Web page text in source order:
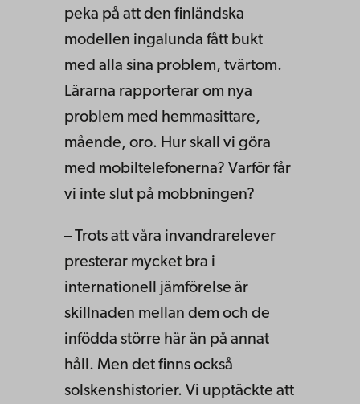
peka på att den finländska
modellen ingalunda fått bukt
med alla sina problem, tvärtom.
Lärarna rapporterar om nya
problem med hemmasittare,
mående, oro. Hur skall vi göra
med mobiltelefonerna? Varför får
vi inte slut på mobbningen?
– Trots att våra invandrarelever
presterar mycket bra i
internationell jämförelse är
skillnaden mellan dem och de
infödda större här än på annat
håll. Men det finns också
solskenshistorier. Vi upptäckte att